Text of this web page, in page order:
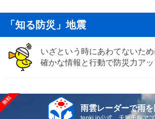
「知る防災」地震
いざという時にあわてないため
確かな情報と行動で防災力ア
雨雲レーダーで雨を